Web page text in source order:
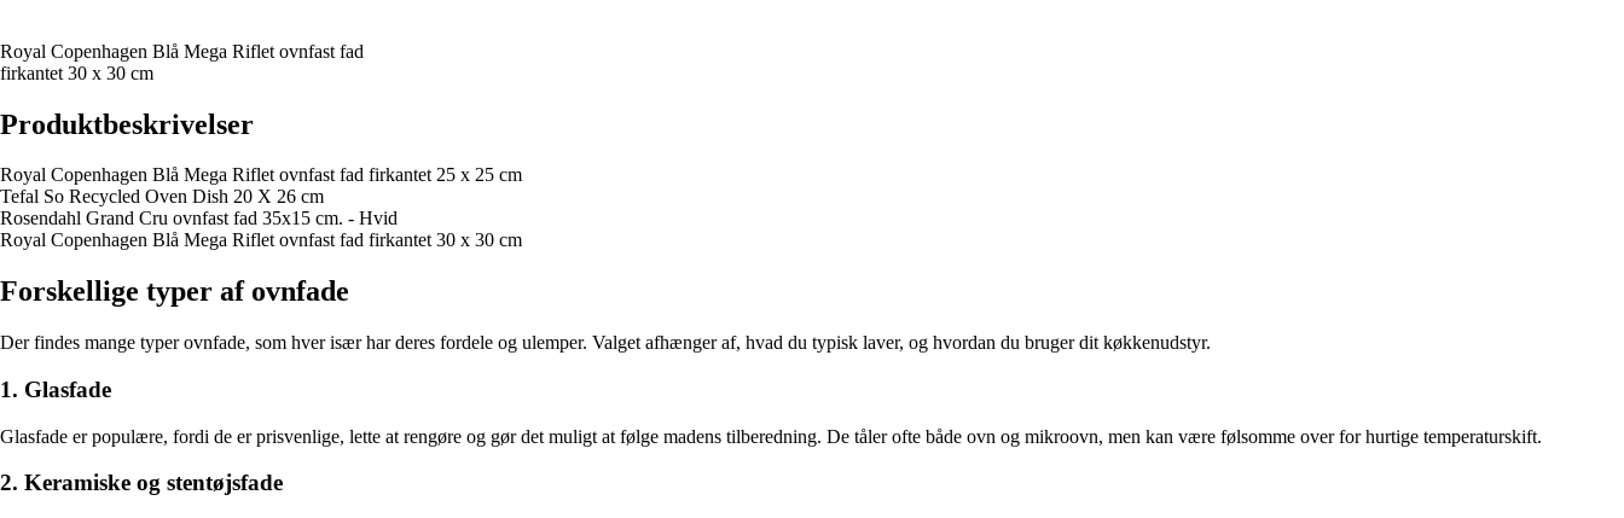
Royal Copenhagen Blå Mega Riflet ovnfast fad
firkantet 30 x 30 cm
Produktbeskrivelser
Royal Copenhagen Blå Mega Riflet ovnfast fad firkantet 25 x 25 cm
Tefal So Recycled Oven Dish 20 X 26 cm
Rosendahl Grand Cru ovnfast fad 35x15 cm. - Hvid
Royal Copenhagen Blå Mega Riflet ovnfast fad firkantet 30 x 30 cm
Forskellige typer af ovnfade
Der findes mange typer ovnfade, som hver især har deres fordele og ulemper. Valget afhænger af, hvad du typisk laver, og hvordan du bruger dit køkkenudstyr.
1. Glasfade
Glasfade er populære, fordi de er prisvenlige, lette at rengøre og gør det muligt at følge madens tilberedning. De tåler ofte både ovn og mikroovn, men kan være følsomme over for hurtige temperaturskift.
2. Keramiske og stentøjsfade